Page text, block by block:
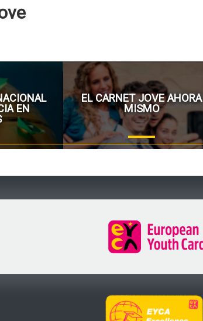
EN
EL CARNET JOVE AHORA
MISMO